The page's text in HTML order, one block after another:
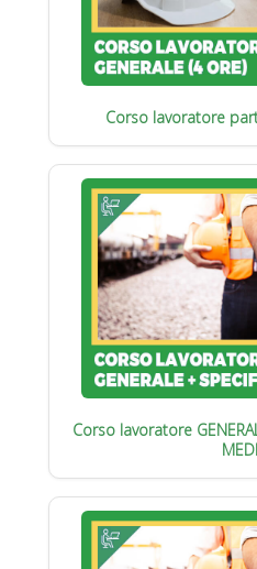
Corso lavoratore
Corso lavoratore